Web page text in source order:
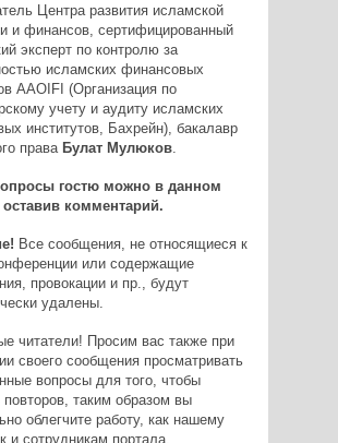
Центра развития исламской
и финансов, сертифицированный
эксперт по контролю за
исламских финансовых
AAOIFI (Организация по
учету и аудиту исламских
институтов, Бахрейн), бакалавр
права Булат Мулюков.
гостю можно в данном
оставив комментарий.
Все сообщения, не относящиеся к
или содержащие
провокации и пр., будут
удалены.
читатели! Просим вас также при
своего сообщения просматривать
вопросы для того, чтобы
повторов, таким образом вы
облегчите работу, как нашему
и сотрудникам портала.